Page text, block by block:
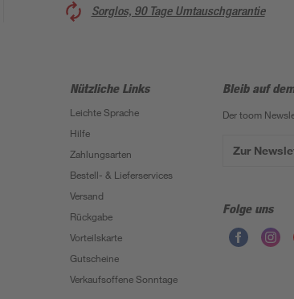
Sorglos, 90 Tage Umtauschgarantie
Nützliche Links
Leichte Sprache
Hilfe
Zahlungsarten
Bestell- & Lieferservices
Versand
Rückgabe
Vorteilskarte
Gutscheine
Verkaufsoffene Sonntage
Bleib auf
Der toom
Zur
Folge uns